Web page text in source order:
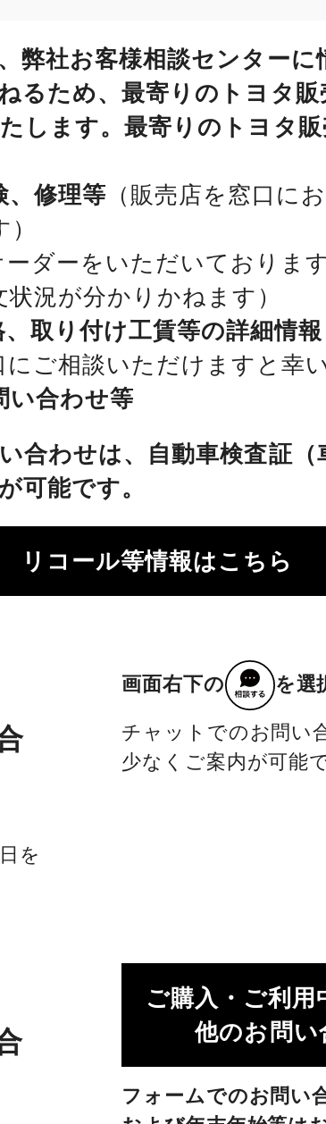
弊社お客様相談センター
るため、最寄りのトヨタ
します。最寄りのトヨタ販
、修理等 （販売店を窓口に
ーダーをいただいておりま
況が分かりかねます）
取り付け工賃等の詳細情報
ご相談いただけますと幸い
い合わせ等
合わせは、自動車検査証（
可能です。
リコール等情報はこちら
を
画面右下の を選
チャットでのお問い
少なくご案内が可能で
ご購入・ご利
他のお問い
フォームでのお問い